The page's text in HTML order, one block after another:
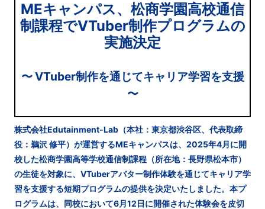
MEキャンパス、松商学園高校通信
制課程でVTuber制作プログラムの
実施決定
〜 VTuber制作を通じてキャリア学習を支援
〜
株式会社Edutainment-Lab（本社：東京都渋谷区、代表取締
役：鵜沢 修平）が運営するMEキャンパスは、2025年4月に開
校した松商学園高等学校通信制課程（所在地：長野県松本市）
の生徒を対象に、VTuberアバター制作体験を通じてキャリア学
習を支援する短期プログラムの提供を決定いたしました。本プ
ログラムは、同校において6月12日に開催された体験会を皮切